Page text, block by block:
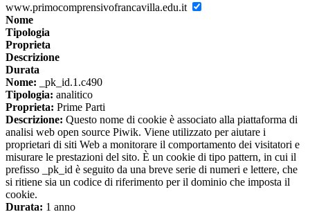
www.primocomprensivofrancavilla.edu.it
Nome
Tipologia
Proprieta
Descrizione
Durata
Nome: _pk_id.1.c490
Tipologia: analitico
Proprieta: Prime Parti
Descrizione: Questo nome di cookie è associato alla piattaforma di
analisi web open source Piwik. Viene utilizzato per aiutare i
proprietari di siti Web a monitorare il comportamento dei visitatori e
misurare le prestazioni del sito. È un cookie di tipo pattern, in cui il
prefisso _pk_id è seguito da una breve serie di numeri e lettere, che
si ritiene sia un codice di riferimento per il dominio che imposta il
cookie.
Durata: 1 anno